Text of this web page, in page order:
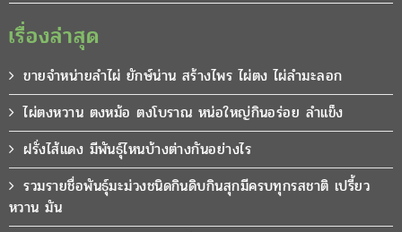
เรื่องล่าสุด
ขายจำหน่ายลำไผ่ ยักษ์น่าน สร้างไพร ไผ่ตง ไผ่ลำมะลอก
ไผ่ตงหวาน ตงหม้อ ตงโบราณ หน่อใหญ่กินอร่อย ลำแข็ง
ฝรั่งไส้แดง มีพันธุ์ไหนบ้างต่างกันอย่างไร
รวมรายชื่อพันธุ์มะม่วงชนิดกินดิบกินสุกมีครบทุกรสชาติ เปรี้ยว
หวาน มัน